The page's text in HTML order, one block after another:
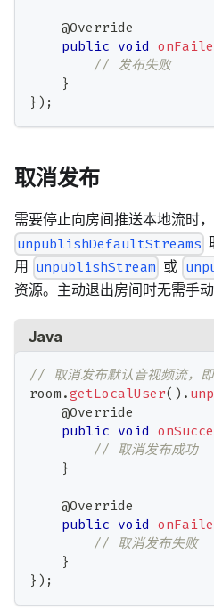
@Override
public void
// 发布失败
}
} ) ;
取消发布
需要停止向房间推送本地流时
unpublishDefaultStreams
用 unpublishStream 或
资源。主动退出房间时无需手
Java
// 取消发布默认音视频流，
room .getLocalUser( ) .
@Override
public void
// 取消发布成功
}
@Override
public void
// 取消发布失败
}
} ) ;